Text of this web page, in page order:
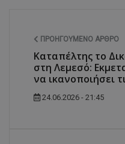
ΠΡΟΗΓΟΎΜΕΝΟ ΆΡΘΡΟ
Καταπέλτης το
στη Λεμεσό:
να ικανοποιήσει
24.06.2026 - 21:45